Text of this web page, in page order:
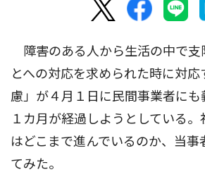
障害のある人から生活の中で支
とへの対応を求められた時に対
慮」が４月１日に民間事業者にも
１カ月が経過しようとしている
はどこまで進んでいるのか、当事
てみた。